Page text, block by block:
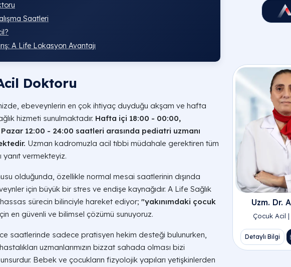
Saatleri
A Life Lokasyon Avantajı
Doktoru
ebeveynlerin en çok ihtiyaç duyduğu akşam ve hafta
hizmeti sunulmaktadır. Hafta içi 18:00 - 00:00,
12:00 - 24:00 saatleri arasında pediatri uzmanı
Uzman kadromuzla acil tıbbi müdahale gerektiren tüm
vermekteyiz.
olduğunda, özellikle normal mesai saatlerinin dışında
için büyük bir stres ve endişe kaynağıdır. A Life Sağlık
sürecin bilinciyle hareket ediyor; "yakınımdaki çocuk
en güvenli ve bilimsel çözümü sunuyoruz.
saatlerinde sadece pratisyen hekim desteği bulunurken,
uzmanlarımızın bizzat sahada olması bizi
Bebek ve çocukların fizyolojik yapıları yetişkinlerden
Uzm. Dr.
Çocuk Acil
Detaylı Bilgi